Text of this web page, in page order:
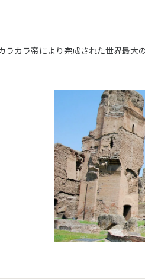
ラカラ帝により完成された世界最大